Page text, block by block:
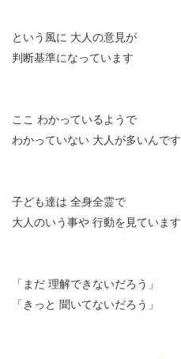
という風に 大人の意見が
判断基準になっています
ここ わかっているようで
わかっていない 大人が多いんです
子ども達は 全身全霊で
大人のいう事や 行動を見ています
「まだ 理解できないだろう」
「きっと 聞いてないだろう」